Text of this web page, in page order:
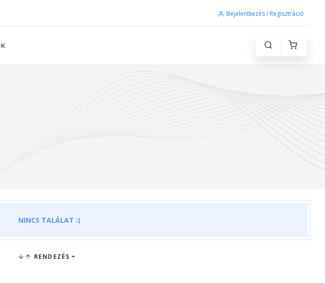
Bejelentkezés / Regisztráció
NINCS TALÁLAT :(
RENDEZÉS